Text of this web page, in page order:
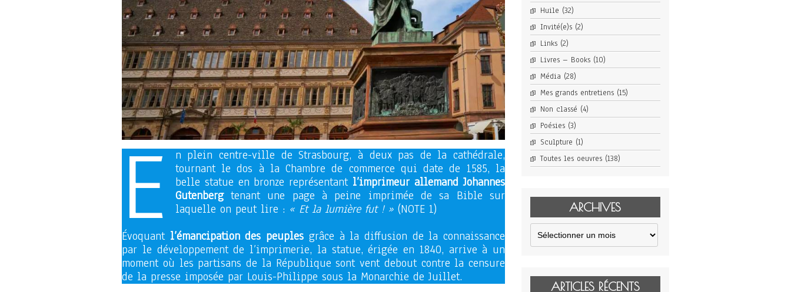
E
n plein centre-ville de Strasbourg, à deux pas de la cathédrale,
tournant le dos à la Chambre de commerce qui date de 1585, la
belle statue en bronze représentant l’imprimeur allemand Johannes
Gutenbergtenant une page à peine imprimée de sa Bible sur
laquelle on peut lire : « Et la lumière fut ! »(NOTE 1)
Évoquant l’émancipation des peuples grâce à la diffusion de la connaissance
par le développement de l’imprimerie, la statue, érigée en 1840, arrive à un
moment où les partisans de la République sont vent debout contre la censure
de la presse imposée par Louis-Philippe sous la Monarchie de Juillet.
Huile (32)
Invité(e)s(2)
Links(2)
Livres – Books(10)
Média (28)
Mes grands entretiens(15)
Non classé (4)
Poésies(3)
Sculpture (1)
Toutes les oeuvres(138)
ARCHIVES
Archives
ARTICLES RÉCENTS